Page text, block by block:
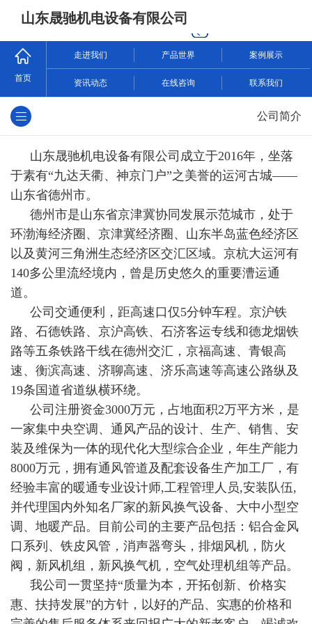
山东晟驰机电设备有限公司
首页
走进我们 产品世界 案例展示
资讯动态 在线咨询 联系我们
公司简介
山东晟驰机电设备有限公司成立于2016年，坐落
于素有“九达天衢、神京门户”之美誉的运河古城——
山东省德州市。
德州市是山东省京津冀协同发展示范城市，处于
环渤海经济圈、京津冀经济圈、山东半岛蓝色经济区
以及黄河三角洲生态经济区交汇区域。京杭大运河有
140多公里流经境内，曾是历史悠久的重要漕运通
道。
公司交通便利，距高速口仅5分钟车程。京沪铁
路、石德铁路、京沪高铁、石济客运专线和德龙烟铁
路等五条铁路干线在德州交汇，京福高速、青银高
速、衡滨高速、济聊高速、济乐高速等高速公路纵及
19条国道省道纵横环绕。
公司注册资金3000万元，占地面积2万平方米，是
一家集中央空调、通风产品的设计、生产、销售、安
装及维保为一体的现代化大型综合企业，年生产能力
8000万元，拥有通风管道及配套设备生产加工厂，有
经验丰富的暖通专业设计师,工程管理人员,安装队伍,
并代理国内外知名厂家的新风换气设备、大中小型空
调、地暖产品。目前公司的主要产品包括：铝合金风
口系列、铁皮风管，消声器弯头，排烟风机，防火
阀，新风机组，新风换气机，空气处理机组等产品。
我公司一贯坚持“质量为本，开拓创新、价格实
惠、扶持发展”的方针，以好的产品、实惠的价格和